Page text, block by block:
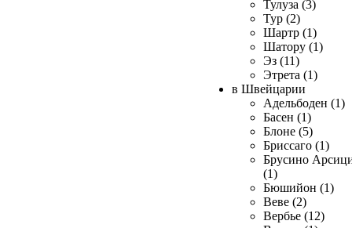
Тулуза (3)
Тур (2)
Шартр (1)
Шатору (1)
Эз (11)
Этрета (1)
в Швейцарии
Адельбоден (1)
Басен (1)
Блоне (5)
Бриссаго (1)
Брусино
(1)
Бюшийон (1)
Веве (2)
Вербье (12)